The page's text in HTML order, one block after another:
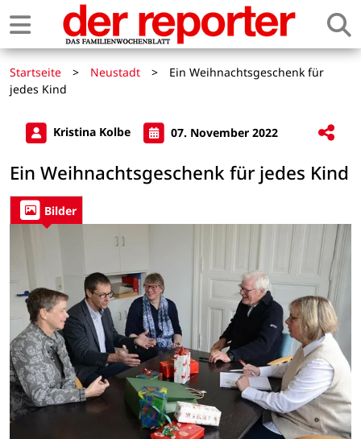
Startseite > Neustadt >
Ein Weihnachtsgeschenk für
jedes Kind
Kristina Kolbe 07. November 2022
Ein Weihnachtsgeschenk für jedes Kind
Bilder